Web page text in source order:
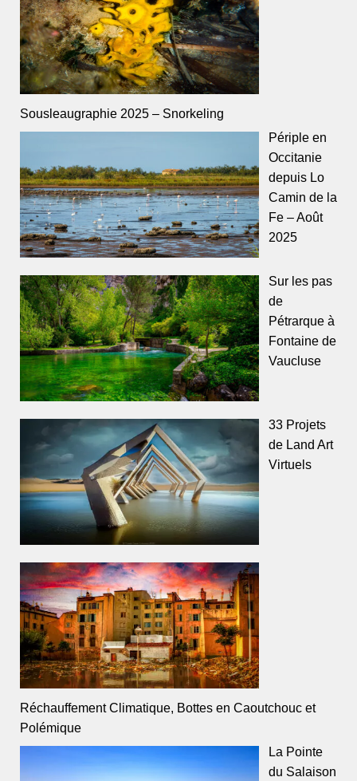
Sousleaugraphie 2025 – Snorkeling
Périple en
Occitanie
depuis Lo
Camin de la
Fe – Août
2025
Sur les pas
de
Pétrarque à
Fontaine de
Vaucluse
33 Projets
de Land Art
Virtuels
Réchauffement Climatique, Bottes en Caoutchouc et
Polémique
La Pointe
du Salaison